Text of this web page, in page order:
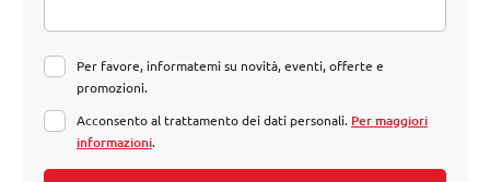
Per favore, informatemi su novità, eventi, offerte e
promozioni.
Acconsento al trattamento dei dati personali. Per maggiori
informazioni.